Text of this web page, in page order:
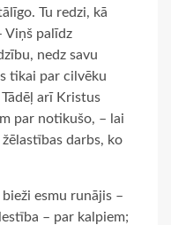
Tu redzi, kā
Viņš palīdz
nedz savu
tikai par cilvēku
arī Kristus
par notikušo, – lai
darbs, ko
esmu runājis –
– par kalpiem;